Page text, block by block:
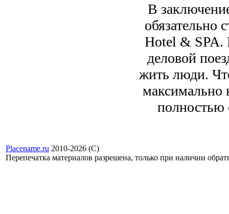
В
обязательно
Hotel & SPA.
деловой
жить люди.
полностью
Placename.ru 2010-2026 (С)
Перепечатка материалов разрешена, только при наличии